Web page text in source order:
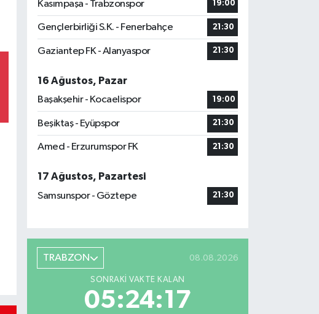
Kasımpaşa - Trabzonspor 19:00
Gençlerbirliği S.K. - Fenerbahçe 21:30
Gaziantep FK - Alanyaspor 21:30
16 Ağustos, Pazar
Başakşehir - Kocaelispor
19:00
Beşiktaş - Eyüpspor 21:30
Amed - Erzurumspor FK 21:30
17 Ağustos, Pazartesi
Samsunspor - Göztepe
21:30
TRABZON 08.08.2026
SONRAKI VAKTE KALAN
05:24:16